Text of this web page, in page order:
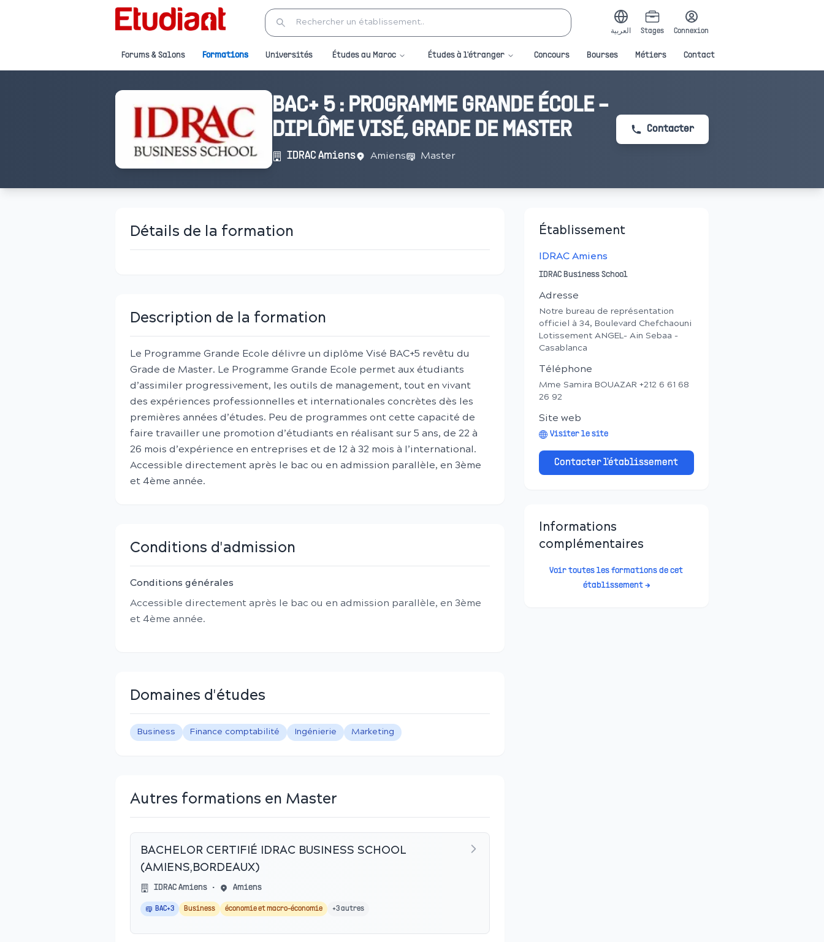
العربية Stages Connexion
Forums & Salons Formations Universités Études au Maroc Études à l'étranger Concours Bourses Métiers Contact
BAC+ 5 : PROGRAMME GRANDE ÉCOLE -
DIPLÔME VISÉ, GRADE DE MASTER
IDRAC Amiens Amiens Master
Contacter
Détails de la formation
Description de la formation
Le Programme Grande Ecole délivre un diplôme Visé BAC+5 revêtu du
Grade de Master. Le Programme Grande Ecole permet aux étudiants
d’assimiler progressivement, les outils de management, tout en vivant
des expériences professionnelles et internationales concrètes dès les
premières années d’études. Peu de programmes ont cette capacité de
faire travailler une promotion d’étudiants en réalisant sur 5 ans, de 22 à
26 mois d’expérience en entreprises et de 12 à 32 mois à l’international.
Accessible directement après le bac ou en admission parallèle, en 3ème
et 4ème année.
Conditions d'admission
Conditions générales
Accessible directement après le bac ou en admission parallèle, en 3ème
et 4ème année.
Domaines d'études
Business Finance comptabilité Ingénierie Marketing
Autres formations en Master
BACHELOR CERTIFIÉ IDRAC BUSINESS SCHOOL
(AMIENS,BORDEAUX)
IDRAC Amiens • Amiens
BAC+3 Business économie et macro-économie +3autres
Établissement
IDRAC Amiens
IDRAC Business School
Adresse
Notre bureau de représentation
officiel à 34, Boulevard Chefchaouni
Lotissement ANGEL- Ain Sebaa -
Casablanca
Téléphone
Mme Samira BOUAZAR +212 6 61 68
26 92
Site web
Visiter le site
Contacter l'établissement
Informations
complémentaires
Voir toutes les formations de cet
établissement →